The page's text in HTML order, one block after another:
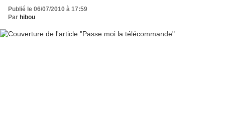
Publié le 06/07/2010 à 17:59
Par hibou